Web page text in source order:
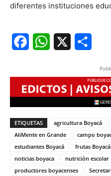
diferentes instituciones
FacebookWhatsApp
ETIQUETAS agricultura Boyacá
AliMente en Grande
campo
estudiantes Boyacá
frutas Boyacá
noticias boyaca
nutrición escolar
productores boyacenses